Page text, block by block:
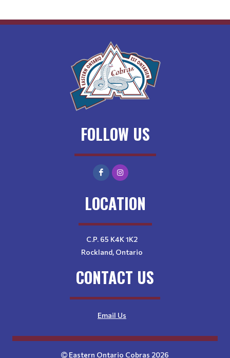
FOLLOW US
LOCATION
C.P. 65 K4K 1K2
Rockland, Ontario
CONTACT US
Email Us
Eastern Ontario Cobras 2026